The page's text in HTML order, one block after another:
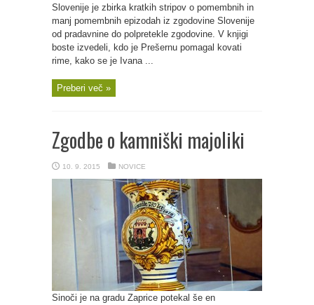
Slovenije je zbirka kratkih stripov o pomembnih in
manj pomembnih epizodah iz zgodovine Slovenije
od pradavnine do polpretekle zgodovine. V knjigi
boste izvedeli, kdo je Prešernu pomagal kovati
rime, kako se je Ivana ...
Preberi več »
Zgodbe o kamniški majoliki
10. 9. 2015 NOVICE
Sinoči je na gradu Zaprice potekal še en